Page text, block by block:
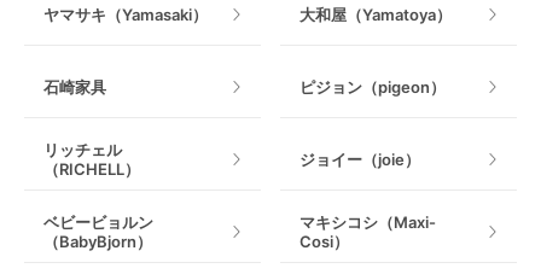
ヤマサキ（Yamasaki） 大和屋（Yamatoya）
石崎家具 ピジョン（pigeon）
リッチェル
（RICHELL）
ジョイー（joie）
ベビービョルン
（BabyBjorn）
マキシコシ（Maxi-
Cosi）